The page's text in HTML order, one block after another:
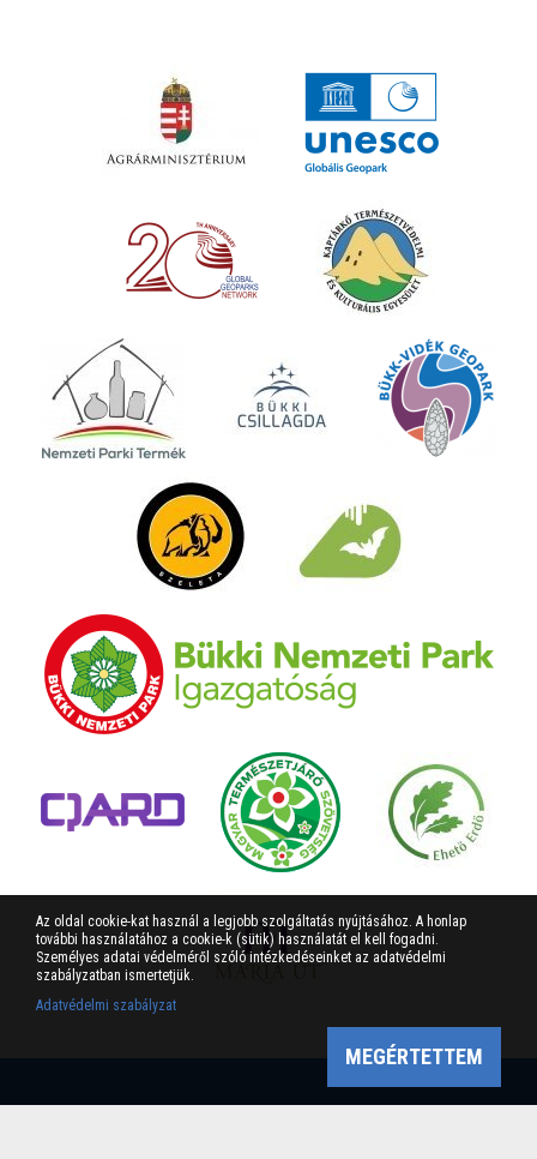
Az oldal cookie-kat használ a legjobb szolgáltatás nyújtásához. A honlap
további használatához a cookie-k (sütik) használatát el kell fogadni.
Személyes adatai védelméről szóló intézkedéseinket az adatvédelmi
szabályzatban ismertetjük.
Adatvédelmi szabályzat
MEGÉRTETTEM